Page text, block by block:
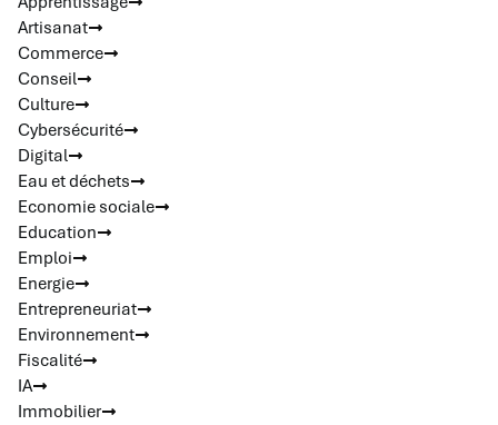
Artisanat
Commerce
Conseil
Culture
Cybersécurité
Digital
Eau et déchets
Economie sociale
Education
Emploi
Energie
Entrepreneuriat
Environnement
Fiscalité
IA
Immobilier